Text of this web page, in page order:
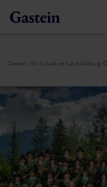
Gastein - Ihr Urlaub im Land Salzburg,